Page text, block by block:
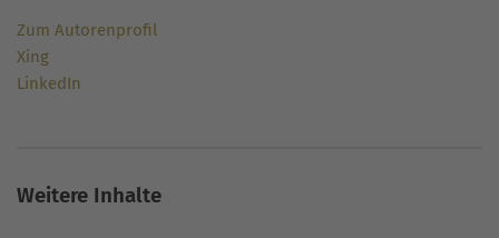
Zum Autorenprofil
Xing
LinkedIn
Weitere Inhalte